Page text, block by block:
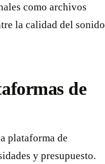
como archivos
la calidad del sonido
de
plataforma de
y presupuesto.